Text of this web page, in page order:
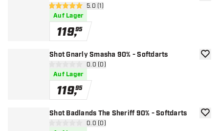
Bewertungsbereich öffnen
5 Bewertungssterne
5.0 (1)
Auf Lager
119,95
Shot Gnarly Smasha 90% - Softdarts
Bewertungsbereich öffnen
0 Bewertungssterne
0.0 (0)
Auf Lager
119,95
Zur
Shot Badlands The Sheriff 90% - Softdarts
Bewertungsbereich öffnen
0 Bewertungssterne
0.0 (0)
Zur